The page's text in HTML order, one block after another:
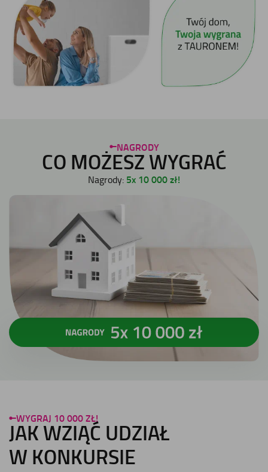
NAGRODY
CO MOŻESZ WYGRAĆ
Nagrody: 5x 10 000 zł!
WYGRAJ 10 000 ZŁ!
JAK WZIĄĆ UDZIAŁ
W KONKURSIE